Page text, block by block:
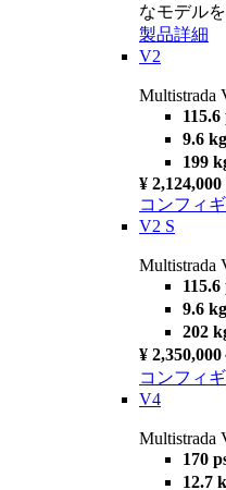
なモデル
製品詳細
V2
Multistrada
115.6
9.6
199
¥ 2,124,000
コンフィ
V2 S
Multistrada
115.6
9.6
202
¥ 2,350,000
コンフィ
V4
Multistrada
170
12.7